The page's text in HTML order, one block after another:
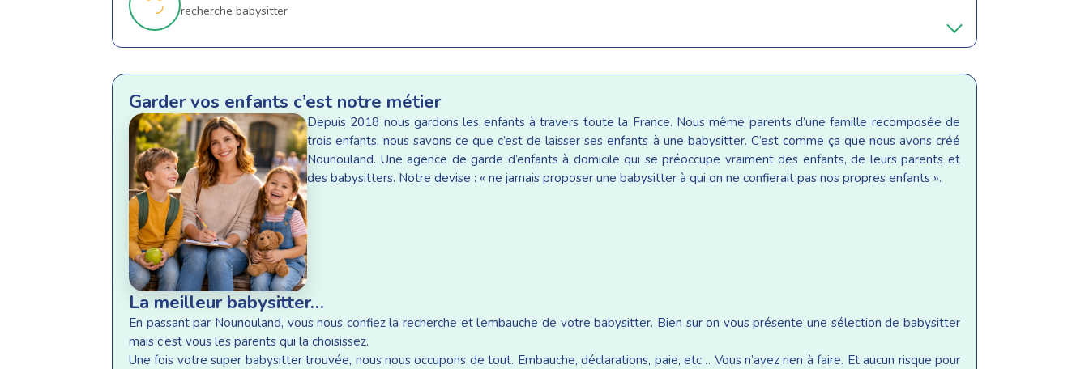
recherche babysitter
Garder vos enfants c’est notre métier
Depuis 2018 nous gardons les enfants à travers toute la France. Nous même parents d’une famille recomposée de
trois enfants, nous savons ce que c’est de laisser ses enfants à une babysitter. C’est comme ça que nous avons créé
Nounouland. Une agence de garde d’enfants à domicile qui se préoccupe vraiment des enfants, de leurs parents et
des babysitters. Notre devise : « ne jamais proposer une babysitter à qui on ne confierait pas nos propres enfants ».
La meilleur babysitter…
En passant par Nounouland, vous nous confiez la recherche et l’embauche de votre babysitter. Bien sur on vous présente une sélection de babysitter
mais c’est vous les parents qui la choisissez.
Une fois votre super babysitter trouvée, nous nous occupons de tout. Embauche, déclarations, paie, etc… Vous n’avez rien à faire. Et aucun risque pour